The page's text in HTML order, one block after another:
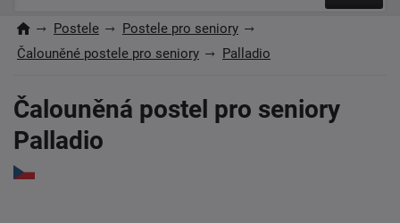
Postele
Postele pro seniory
Čalouněné postele pro seniory
Palladio
Čalouněná postel pro seniory
Palladio